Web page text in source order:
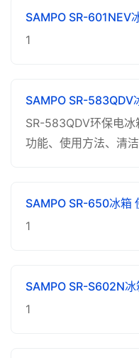
SAMPO SR-601NEV
1
SAMPO SR-583QDV
SR-583QDV环保电
功能、使用方法、清
SAMPO SR-650冰箱
1
SAMPO SR-S602N
1